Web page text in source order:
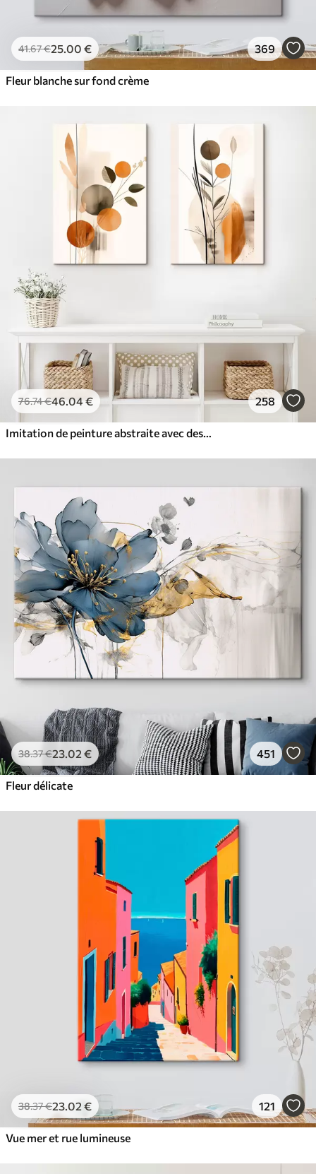
41.67€25.00 € 369
Fleur blanche sur fond crème
76.74€46.04€ 258
Imitation de peinture abstraite avec des cercles orange et gris, des feuilles et des branches, style moderne, effet aquarelle
38.37€23.02 € 451
Fleur délicate
38.37€23.02 € 121
Vue mer et rue lumineuse